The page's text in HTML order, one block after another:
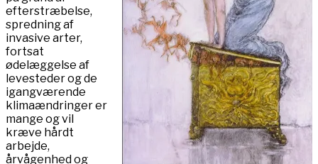
efterstræbelse,
spredning af
invasive arter,
fortsat
ødelæggelse af
levesteder og de
igangværende
klimaændringer er
mange og vil
kræve hårdt
arbejde,
årvågenhed og